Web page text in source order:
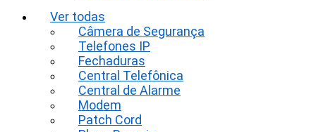
Ver todas
Câmera de Segurança
Telefones IP
Fechaduras
Central Telefônica
Central de Alarme
Modem
Patch Cord